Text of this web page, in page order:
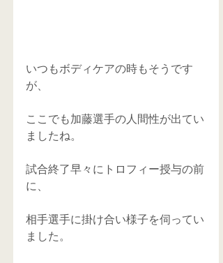
いつもボディケアの時もそうです
が、
ここでも加藤選手の人間性が出てい
ましたね。
試合終了早々にトロフィー授与の前
に、
相手選手に掛け合い様子を伺ってい
ました。